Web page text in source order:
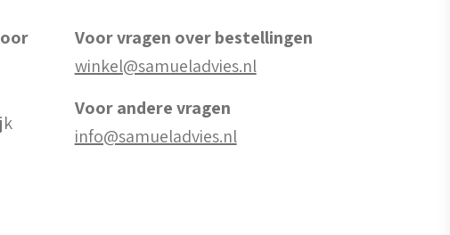
Voor vragen over bestellingen
winkel@samueladvies.nl
Voor andere vragen
info@samueladvies.nl